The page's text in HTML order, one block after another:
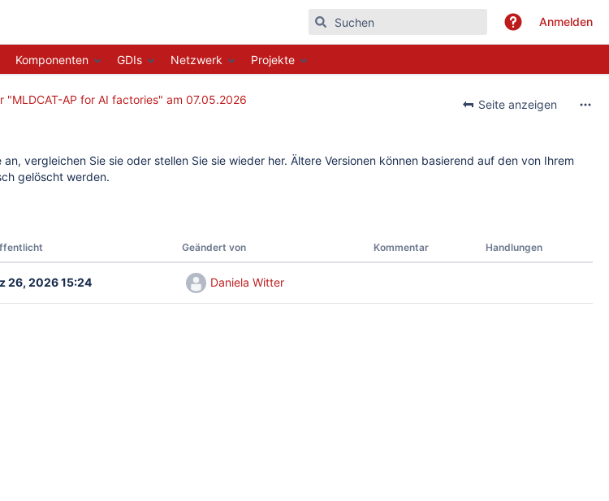
Anmelden
Komponenten GDIs Netzwerk Projekte
Seite anzeigen
"MLDCAT-AP for AI factories" am 07.05.2026
vergleichen Sie sie oder stellen Sie sie wieder her. Ältere Versionen können basierend auf den von Ihrem
gelöscht werden.
Geändert von Kommentar Handlungen
26, 2026 15:24 Daniela Witter